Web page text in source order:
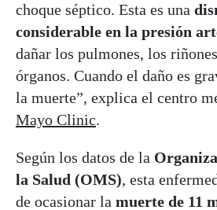
choque séptico. Esta es una
considerable en la presión
dañar los pulmones, los
órganos. Cuando el daño es
la muerte”, explica el centro
Mayo Clinic.
Según los datos de la
la Salud (OMS), esta
de ocasionar la muerte de 11